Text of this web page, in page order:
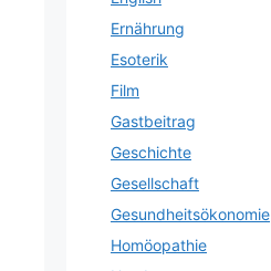
Ernährung
Esoterik
Film
Gastbeitrag
Geschichte
Gesellschaft
Gesundheitsökonomie
Homöopathie